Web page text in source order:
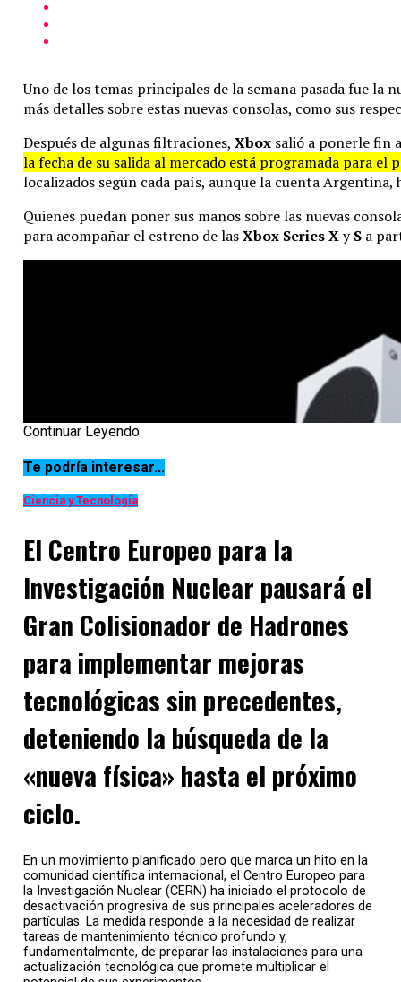
Uno de los temas principales de la semana pasada fue la
más detalles sobre estas nuevas consolas, como sus
Después de algunas filtraciones, Xboxsalió a ponerle fin
la fecha de su salida al mercado está programada para el
localizados según cada país, aunque la cuenta
Quienes puedan poner sus manos sobre las nuevas
para acompañar el estreno de lasXbox Series XySa
Por parte deUbisoft, los dos títulos que estarán
generación de consolas; quienes los compren paraXbox
Yakuza: Like a Dragonserá otro de los títulos
4,lo cual representa una gran movida deMicrosoft
Continuar Leyendo
Te podría interesar...
Ciencia y Tecnología
El Centro Europeo para la
Investigación Nuclear pausará el
Gran Colisionador de Hadrones
para implementar mejoras
tecnológicas sin precedentes,
deteniendo la búsqueda de la
«nueva física» hasta el próximo
ciclo.
En un movimiento planificado pero que marca un hito en la
comunidad científica internacional, el Centro Europeo para
la Investigación Nuclear (CERN) ha iniciado el protocolo de
desactivación progresiva de sus principales aceleradores de
partículas. La medida responde a la necesidad de realizar
tareas de mantenimiento técnico profundo y,
fundamentalmente, de preparar las instalaciones para una
actualización tecnológica que promete multiplicar el